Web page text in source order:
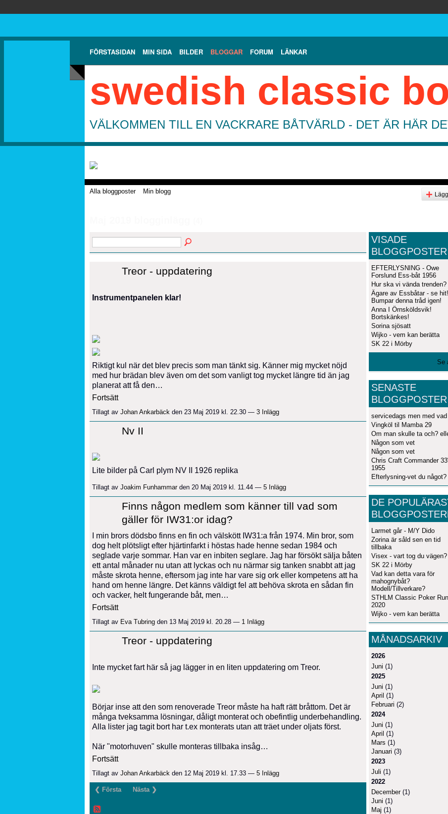
FÖRSTASIDAN MIN SIDA BILDER BLOGGAR FORUM LÄNKAR
swedish classic
VÄLKOMMEN TILL EN VACKRARE BÅTVÄRLD - DET ÄR HÄR
Alla bloggposter Min blogg
Treor - uppdatering
Instrumentpanelen klar!
Riktigt kul när det blev precis som man tänkt sig. Känner mig mycket nöjd
med hur brädan blev även om det som vanligt tog mycket längre tid än jag
planerat att få den…
Fortsätt
Tillagt av Johan Ankarbäck den 23 Maj 2019 kl. 22.30 — 3 Inlägg
Nv II
Lite bilder på Carl plym NV II 1926 replika
Tillagt av Joakim Funhammarden 20 Maj 2019 kl. 11.44 — 5 Inlägg
Finns någon medlem som känner till vad som
gäller för IW31:or idag?
I min brors dödsbo finns en fin och välskött IW31:a från 1974. Min bror, som
dog helt plötsligt efter hjärtinfarkt i höstas hade henne sedan 1984 och
seglade varje sommar. Han var en inbiten seglare. Jag har försökt sälja båten
ett antal månader nu utan att lyckas och nu närmar sig tanken snabbt att jag
måste skrota henne, eftersom jag inte har vare sig ork eller kompetens att ha
hand om henne längre. Det känns väldigt fel att behöva skrota en sådan fin
och vacker, helt fungerande båt, men…
Fortsätt
Tillagt av Eva Tubring den 13 Maj 2019 kl. 20.28 — 1 Inlägg
Treor - uppdatering
Inte mycket fart här så jag lägger in en liten uppdatering om Treor.
Börjar inse att den som renoverade Treor måste ha haft rätt bråttom. Det är
många tveksamma lösningar, dåligt monterat och obefintlig underbehandling.
Alla lister jag tagit bort har t.ex monterats utan att träet under oljats först.
När "motorhuven" skulle monteras tillbaka insåg…
Fortsätt
Tillagt av Johan Ankarbäck den 12 Maj 2019 kl. 17.33 — 5 Inlägg
❮ Första Nästa ❯
VISADE
BLOGGPOSTER
EFTERLYSNING - Owe
Forslund Ess-båt 1956
Hur ska vi vända trenden?
Ägare av Essbåtar - se hit!
Bumpar denna tråd igen!
Anna I Örnsköldsvik!
Bortskänkes!
Sorina sjösatt
Wijko - vem kan berätta
SK 22 i Mörby
Se
SENASTE
BLOGGPOSTER
servicedags men med vad
Vingköl til Mamba 29
Om man skulle ta och?
Någon som vet
Någon som vet
Chris Craft Commander 33'
1955
Efterlysning-vet du något?
DE
Larmet går - M/Y Dido
Zorina är såld sen en tid
tillbaka
Visex - vart tog du vägen?
SK 22 i Mörby
Vad kan detta vara för
mahognybåt?
Modell/Tillverkare?
STHLM Classic Poker Run
2020
Wijko - vem kan berätta
MÅNADSARKIV
2026
Juni (1)
2025
Juni (1)
April (1)
Februari (2)
2024
Juni (1)
April (1)
Mars (1)
Januari (3)
2023
Juli (1)
2022
December(1)
Juni (1)
Maj (1)